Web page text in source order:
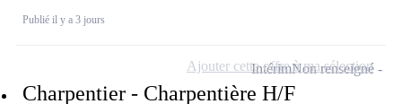
Publié il y a 3 jours
Charpentier - Charpentière H/F
IntérimNon renseigné
Ajouter cette offre à ma sélection